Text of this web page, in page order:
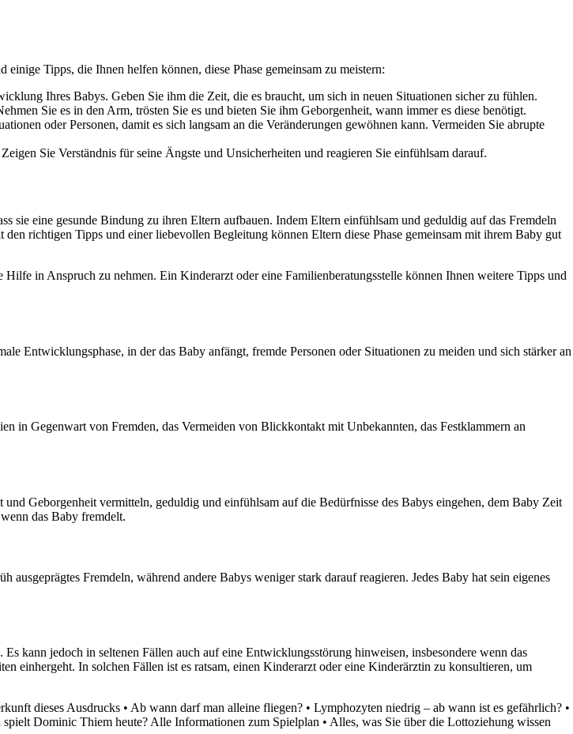
Tipps, die Ihnen helfen können, diese Phase gemeinsam zu meistern:
Ihres Babys. Geben Sie ihm die Zeit, die es braucht, um sich in neuen Situationen sicher zu fühlen.
Sie es in den Arm, trösten Sie es und bieten Sie ihm Geborgenheit, wann immer es diese benötigt.
oder Personen, damit es sich langsam an die Veränderungen gewöhnen kann. Vermeiden Sie abrupte
Sie Verständnis für seine Ängste und Unsicherheiten und reagieren Sie einfühlsam darauf.
sie eine gesunde Bindung zu ihren Eltern aufbauen. Indem Eltern einfühlsam und geduldig auf das Fremdeln
richtigen Tipps und einer liebevollen Begleitung können Eltern diese Phase gemeinsam mit ihrem Baby gut
in Anspruch zu nehmen. Ein Kinderarzt oder eine Familienberatungsstelle können Ihnen weitere Tipps und
Entwicklungsphase, in der das Baby anfängt, fremde Personen oder Situationen zu meiden und sich stärker an
in Gegenwart von Fremden, das Vermeiden von Blickkontakt mit Unbekannten, das Festklammern an
Geborgenheit vermitteln, geduldig und einfühlsam auf die Bedürfnisse des Babys eingehen, dem Baby Zeit
das Baby fremdelt.
Fremdeln, während andere Babys weniger stark darauf reagieren. Jedes Baby hat sein eigenes
kann jedoch in seltenen Fällen auch auf eine Entwicklungsstörung hinweisen, insbesondere wenn das
einhergeht. In solchen Fällen ist es ratsam, einen Kinderarzt oder eine Kinderärztin zu konsultieren, um
dieses Ausdrucks • Ab wann darf man alleine fliegen? • Lymphozyten niedrig – ab wann ist es gefährlich? •
spielt Dominic Thiem heute? Alle Informationen zum Spielplan • Alles, was Sie über die Lottoziehung wissen